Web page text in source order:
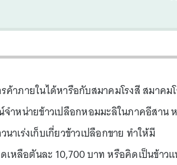
าภายในได้หารือกับสมาคมโรงสี สมาคม
หน่ายข้าวเปลือกหอมมะลิในภาคอีสาน
เร่งเก็บเกี่ยวข้าวเปลือกขาย ทำให้มี
หลือตันละ 10,700 บาท หรือคิดเป็นข้าว